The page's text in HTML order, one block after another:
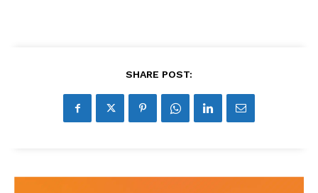
No te pierdas de las
SHARE POST: